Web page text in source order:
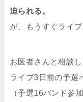
迫られる。
が、もうすぐライブ
お医者さんと相談
ライブ3日前の予選
（予選16バンド参